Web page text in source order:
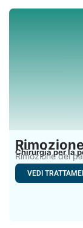
Chirurgia per la
Rimozione del
palloni
VEDI